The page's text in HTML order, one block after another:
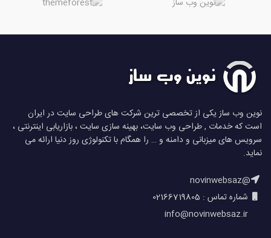
نوین وب ساز یکی از تخصصی ترین شرکت های طراحی سایت در ایران
است که خدمات , طراحی وب سایت، بهینه سازی سایت ، بازاریابی اینترنتی ،
سرویس های میزبانی و دامنه و … را همگام با تکنولوژی روز دنیا ارائه می
نماید.
@novinwebsaz
شماره تماس : 02166719805